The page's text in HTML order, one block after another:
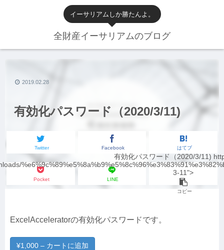
イーサリアムしか勝たんよ。
全財産イーサリアムのブログ
有効化パスワード（2020/3/11)
Twitter Facebook はてブ
Pocket LINE
有効化パスワード（2020/3/11)
3-11">
コピー
2019.02.28
ExcelAcceleratorの有効化パスワードです。
¥1,000 – カートに追加